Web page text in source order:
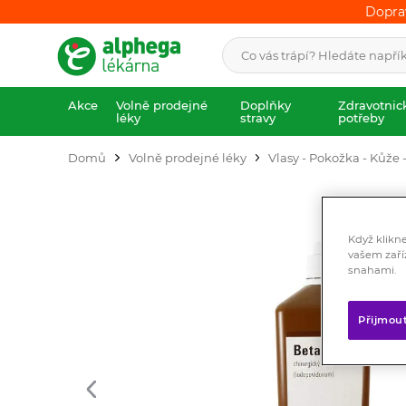
Akce
Volně prodejné
léky
Doplňky
stravy
potřeby
Domů Volně prodejné léky Vlasy - Pokožka - Kůže
Když
vašem
snahami.